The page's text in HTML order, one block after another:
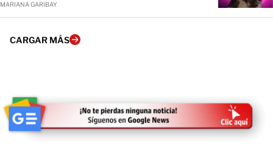
MARIANA GARIBAY
CARGAR MÁS